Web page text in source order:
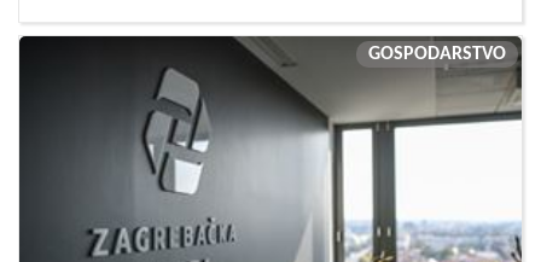
GOSPODARSTVO